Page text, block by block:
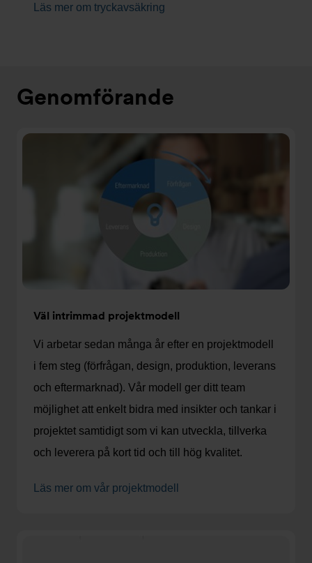
Läs mer om tryckavsäkring
Genomförande
Väl intrimmad projektmodell
Vi arbetar sedan många år efter en projektmodell
i fem steg (förfrågan, design, produktion, leverans
och eftermarknad). Vår modell ger ditt team
möjlighet att enkelt bidra med insikter och tankar i
projektet samtidigt som vi kan utveckla, tillverka
och leverera på kort tid och till hög kvalitet.
Läs mer om vår projektmodell